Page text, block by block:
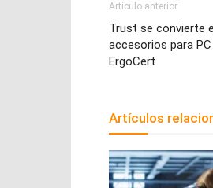
Artículo anterior
Trust se convierte
accesorios para
ErgoCert
Artículos